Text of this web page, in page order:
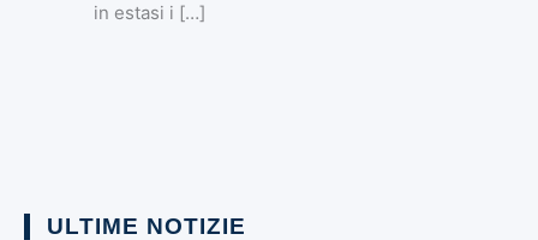
in estasi i […]
ULTIME NOTIZIE